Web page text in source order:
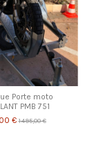
Porte moto
PMB 751
€1 495,00 €